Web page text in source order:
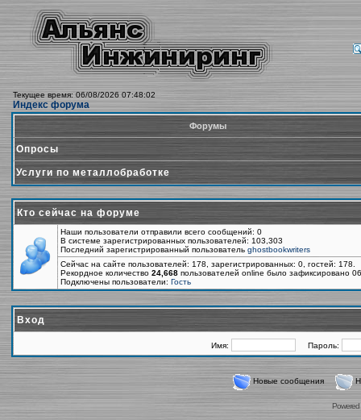
Текущее время: 06/08/2026 07:48:02
Индекс форума
Форумы
Опросы
Услуги по металлобработке
Кто сейчас на форуме
Наши пользователи отправили всего сообщений: 0
В системе зарегистрированных пользователей: 103,303
Последний зарегистрированный пользователь ghostbookwriters
Сейчас на сайте пользователей: 178, зарегистрированных: 0, гостей:
Рекордное количество 24,668 пользователей online было зафиксировано
Подключены пользователи: Гость
Вход
Имя: Пароль:
Новые сообщения